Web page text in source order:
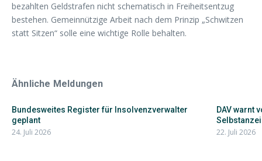
bezahlten Geldstrafen nicht schematisch in Freiheitsentzug
bestehen. Gemeinnützige Arbeit nach dem Prinzip „Schwitzen
statt Sitzen“ solle eine wichtige Rolle behalten.
Ähnliche Meldungen
Bundesweites Register für Insolvenzverwalter
geplant
24. Juli 2026
DAV warnt
22. Juli 2026